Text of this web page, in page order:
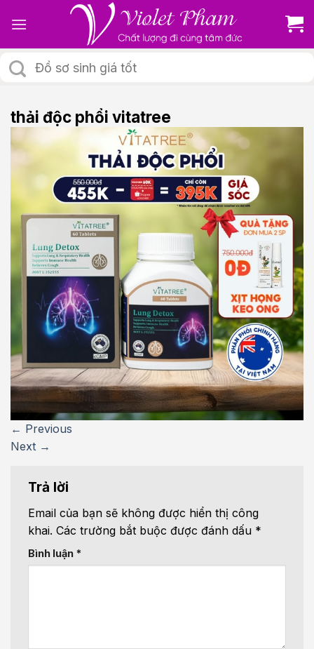
Tìm
kiếm:
thải độc phổi vitatree
← Previous
Next →
Trả lời
Email của bạn sẽ không được hiển thị công
khai. Các trường bắt buộc được đánh dấu *
Bình luận *